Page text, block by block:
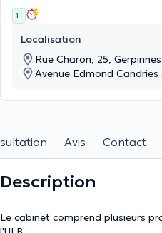
1 '
Localisation
Rue Charon, 25, Gerpinnes
Avenue Edmond
Avis Contact
Description
Le cabinet comprend plusieurs